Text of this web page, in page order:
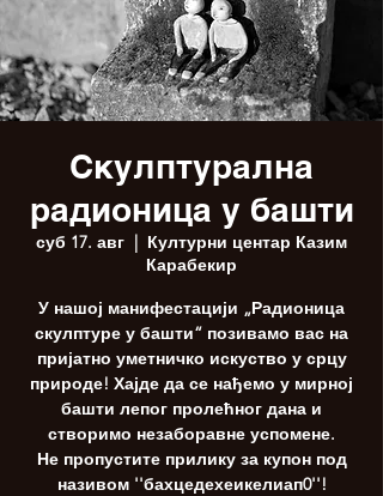
Скулптурална
радионица у башти
суб 17. авг
  |
Културни центар Казим
Карабекир
У нашој манифестацији „Радионица
скулптуре у башти“ позивамо вас на
пријатно уметничко искуство у срцу
природе! Хајде да се нађемо у мирној
башти лепог пролећног дана и
створимо незаборавне успомене.
Не пропустите прилику за купон под
називом ''бахцедехеикелиап0''!